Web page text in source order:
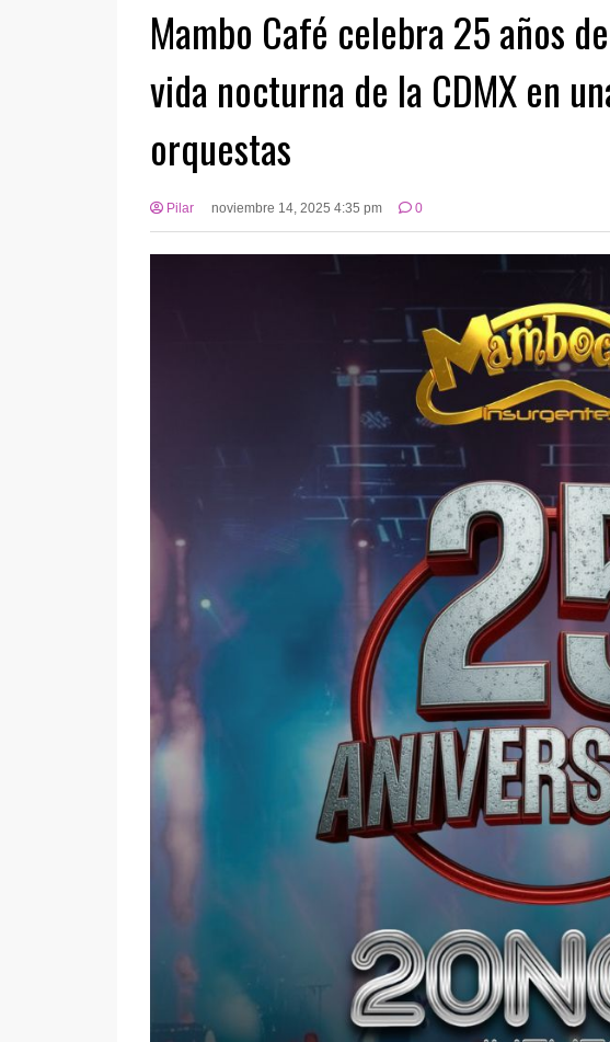
Mambo Café celebra 25 años
vida nocturna de la CDMX en
orquestas
Pilar noviembre 14, 2025 4:35 pm 0